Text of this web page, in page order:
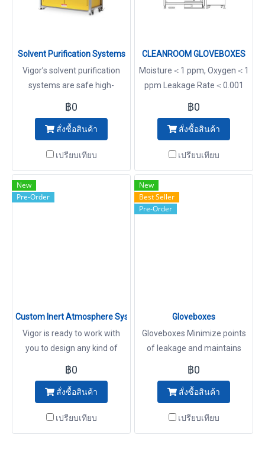
Solvent Purification Systems
Vigor’s solvent purification
systems are safe high-
customers to remove water
and oxygen from flammable
฿0
สั่งซื้อสินค้า
เปรียบเทียบ
CLEANROOM GLOVEBOXES
Moisture＜1 ppm, Oxygen＜1
ppm Leakage Rate＜0.001
ISO-4
฿0
สั่งซื้อสินค้า
เปรียบเทียบ
New
Pre-Order
Custom Inert Atmosphere Systems
Vigor is ready to work with
you to design any kind of
making new and challenging
research projects possible.
฿0
สั่งซื้อสินค้า
เปรียบเทียบ
New
Best Seller
Pre-Order
Gloveboxes
Gloveboxes Minimize points
of leakage and maintains
฿0
สั่งซื้อสินค้า
เปรียบเทียบ